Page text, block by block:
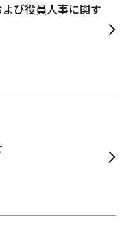
び役員人事に関す